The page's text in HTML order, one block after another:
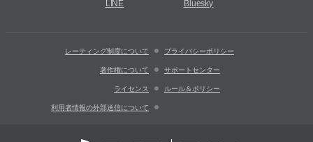
LINE Bluesky
レーティング制度について プライバシーポリシー
著作権について サポートセンター
ライセンス ルール＆ポリシー
利用者情報の外部送信について